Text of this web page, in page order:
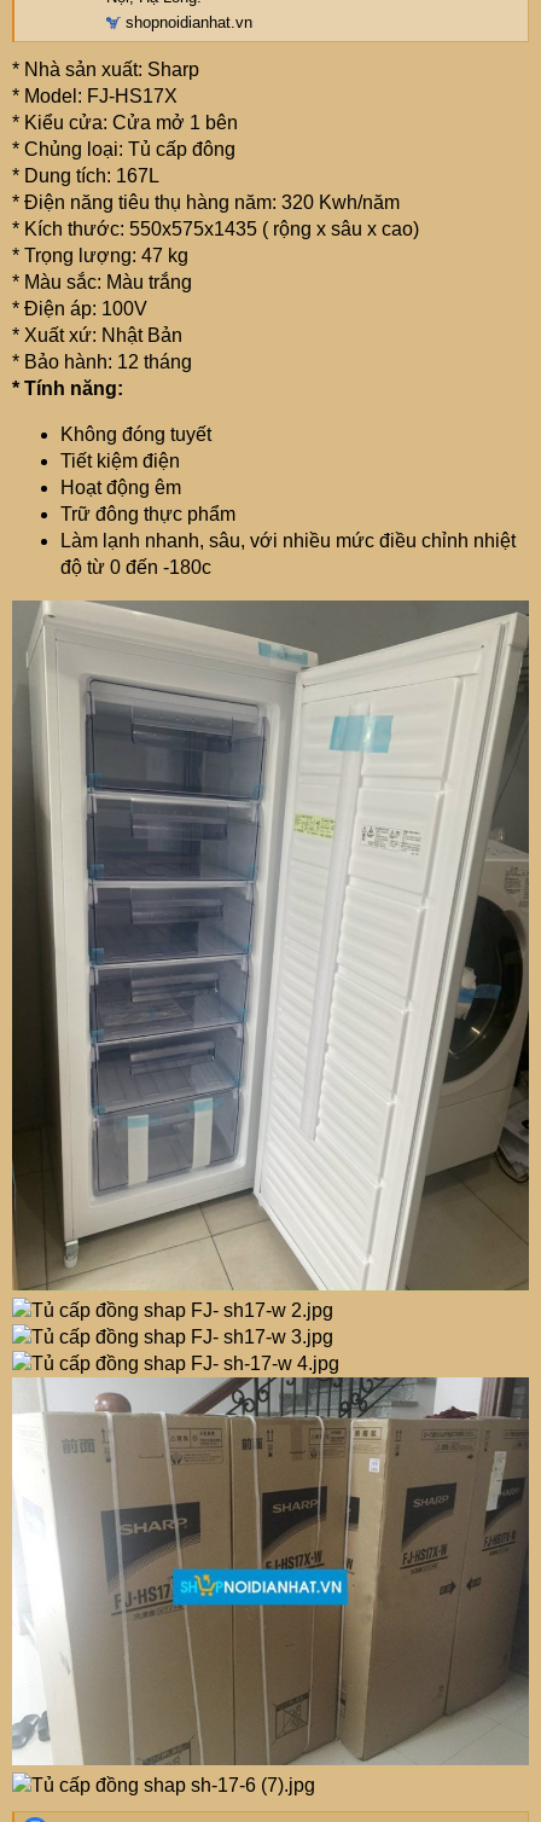
shopnoidianhat.vn
* Nhà sản xuất: Sharp
* Model: FJ-HS17X
* Kiểu cửa: Cửa mở 1 bên
* Chủng loại: Tủ cấp đông
* Dung tích: 167L
* Điện năng tiêu thụ hàng năm: 320 Kwh/năm
* Kích thước: 550x575x1435 ( rộng x sâu x cao)
* Trọng lượng: 47 kg
* Màu sắc: Màu trắng
* Điện áp: 100V
* Xuất xứ: Nhật Bản
* Bảo hành: 12 tháng
* Tính năng:
Không đóng tuyết
Tiết kiệm điện
Hoạt động êm
Trữ đông thực phẩm
Làm lạnh nhanh, sâu, với nhiều mức điều chỉnh nhiệt
độ từ 0 đến -180c